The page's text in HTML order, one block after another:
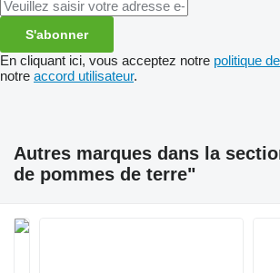
S'abonner
En cliquant ici, vous acceptez notre politique
notre accord utilisateur.
Autres marques dans la
de pommes de terre"